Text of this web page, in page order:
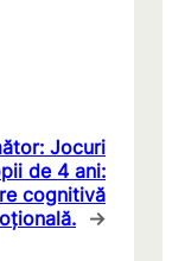
Jocuri
de 4 ani:
cognitivă
→